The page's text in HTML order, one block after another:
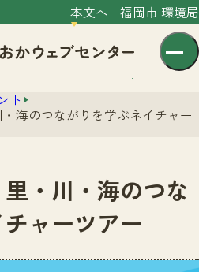
本文へ 福岡市 環境局
ト
海のつながりを学ぶネイチャー
・川・海のつな
ャーツアー